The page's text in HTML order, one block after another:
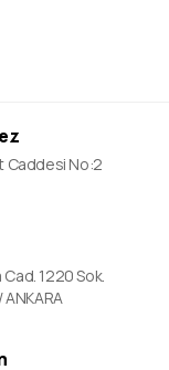
Caddesi No:2
1220 Sok.